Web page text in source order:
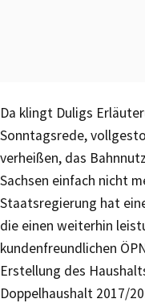
Da klingt Duligs
Sonntagsrede,
verheißen, das
Sachsen einfach nicht
Staatsregierung hat
die einen weiterhin
kundenfreundlichen
Erstellung des
Doppelhaushalt 2017/